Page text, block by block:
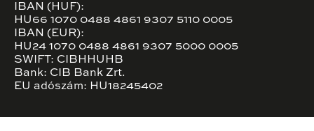
IBAN (HUF):
HU66 1070 0488 4861 9307 5110 0005
IBAN (EUR):
HU24 1070 0488 4861 9307 5000 0005
SWIFT: CIBHHUHB
Bank: CIB Bank Zrt.
EU adószám: HU18245402